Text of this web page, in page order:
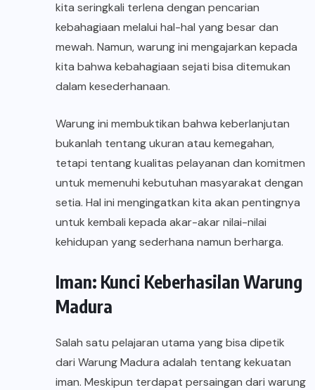
kita seringkali terlena dengan pencarian
kebahagiaan melalui hal-hal yang besar dan
mewah. Namun, warung ini mengajarkan kepada
kita bahwa kebahagiaan sejati bisa ditemukan
dalam kesederhanaan.
Warung ini membuktikan bahwa keberlanjutan
bukanlah tentang ukuran atau kemegahan,
tetapi tentang kualitas pelayanan dan komitmen
untuk memenuhi kebutuhan masyarakat dengan
setia. Hal ini mengingatkan kita akan pentingnya
untuk kembali kepada akar-akar nilai-nilai
kehidupan yang sederhana namun berharga.
Iman: Kunci Keberhasilan Warung
Madura
Salah satu pelajaran utama yang bisa dipetik
dari Warung Madura adalah tentang kekuatan
iman. Meskipun terdapat persaingan dari warung